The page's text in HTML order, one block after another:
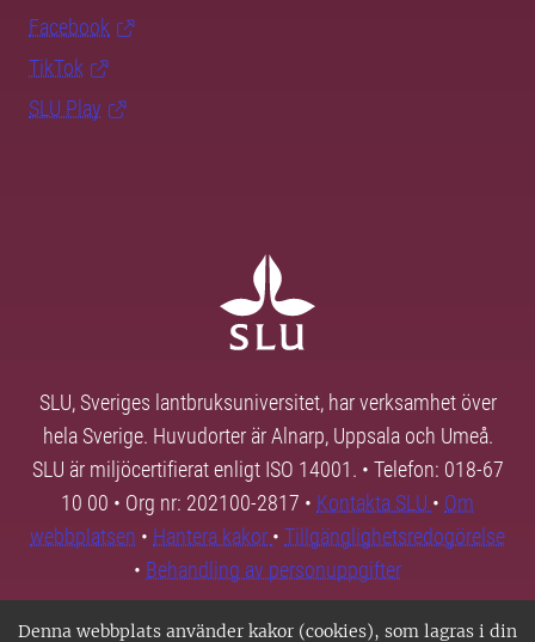
Denna webbplats använder kakor (cookies), som lagras i din
Facebook
TikTok
SLU Play
SLU, Sveriges lantbruksuniversitet, har verksamhet över
hela Sverige. Huvudorter är Alnarp, Uppsala och Umeå.
SLU är miljöcertifierat enligt ISO 14001. • Telefon: 018-67
10 00 • Org nr: 202100-2817 • Kontakta SLU • Om
webbplatsen • Hantera kakor • Tillgänglighetsredogörelse
• Behandling av personuppgifter